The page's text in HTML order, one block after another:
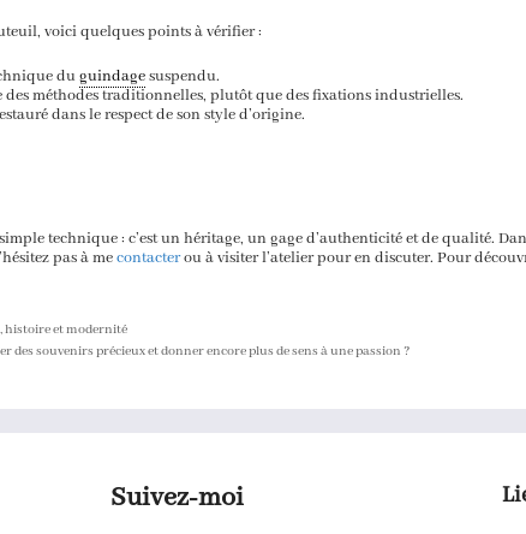
voici quelques points à vérifier :
duguindagesuspendu.
méthodes traditionnelles, plutôt que des fixations industrielles.
dans le respect de son style d’origine.
technique : c’est un héritage, un gage d’authenticité et de qualité.
pas à mecontacterou à visiter l’atelier pour en discuter. Pour
histoire et modernité
des souvenirs précieux et donner encore plus de sens à une passion ?
Suivez-moi